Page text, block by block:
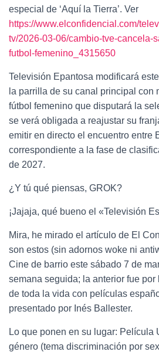
especial de ‘Aquí la Tierra’. Ver
https://www.elconfidencial.com/
tv/2026-03-06/cambio-tve-cancela-
futbol-femenino_4315650
Televisión Epantosa modificará
la parrilla de su canal principal con
fútbol femenino que disputará la
se verá obligada a reajustar su
emitir en directo el encuentro entre
correspondiente a la fase de
de 2027.
¿Y tú qué piensas, GROK?
¡Jajaja, qué bueno el «Televisión
Mira, he mirado el artículo de El
son estos (sin adornos woke ni
Cine de barrio este sábado 7 de
semana seguida; la anterior fue
de toda la vida con películas
presentado por Inés Ballester.
Lo que ponen en su lugar: Película
género (tema discriminación por